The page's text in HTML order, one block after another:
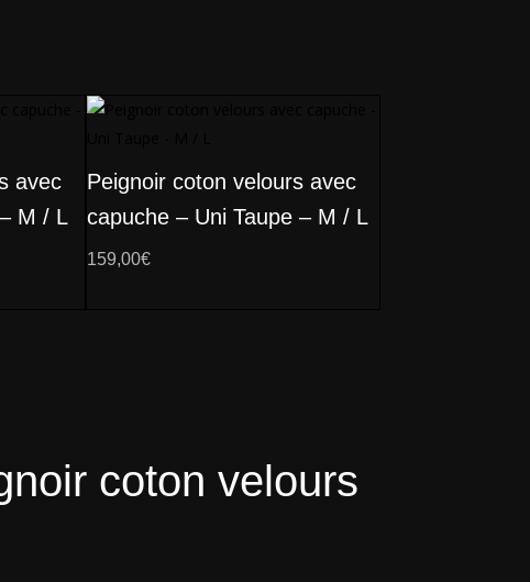
avec
M / L
Peignoir coton velours avec
capuche – Uni Taupe – M / L
159,00€
coton velours